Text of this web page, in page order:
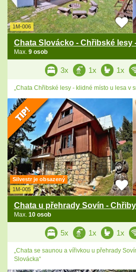
1M-006
Chata Slovácko - Chřibské lesy
Max. 9 osob
3x 1x 1x
„Chata Chřibské lesy - klidné místo u lesa v
Silvestr je obsazený
1M-005
Chata u přehrady Sovín -
Max. 10 osob
5x 1x 1x
„Chata se saunou a vířivkou u přehrady
Slovácka“